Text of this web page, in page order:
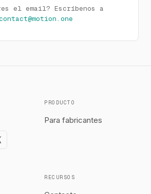
el email? Escríbenos a
PRODUCTO
Para fabricantes
RECURSOS